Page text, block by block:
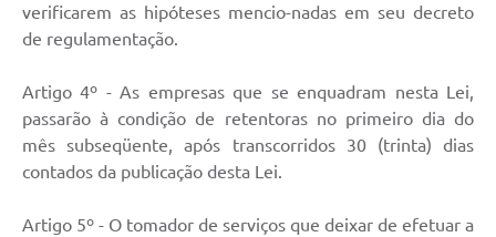
verificarem as hipóteses mencio-nadas em seu decreto
de regulamentação.
Artigo 4º - As empresas que se enquadram nesta Lei,
passarão à condição de retentoras no primeiro dia do
mês subseqüente, após transcorridos 30 (trinta) dias
contados da publicação desta Lei.
Artigo 5º - O tomador de serviços que deixar de efetuar a